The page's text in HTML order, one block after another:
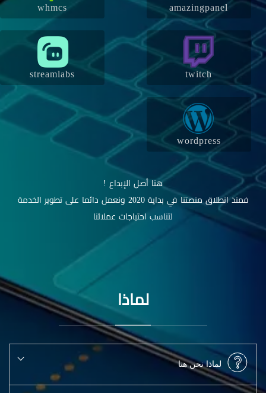
amazingpanel
whmcs
twitch
streamlabs
wordpress
هنا أصل الإبداع !
فمنذ انطلاق منصتنا في بداية 2020 ونعمل دائما على تطوير الخدمة
لتناسب احتياجات عملائنا
لماذا
لماذا نحن هنا